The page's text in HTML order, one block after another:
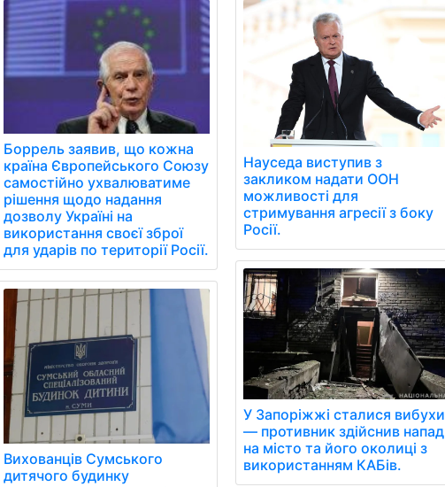
Боррель заявив, що кожна
країна Європейського Союзу
самостійно ухвалюватиме
рішення щодо надання
дозволу Україні на
використання своєї зброї
для ударів по території Росії.
Вихованців Сумського
дитячого будинку
Науседа виступив з
закликом надати ООН
можливості для
стримування агресії з боку
Росії.
У Запоріжжі сталися вибухи
— противник здійснив напад
на місто та його околиці з
використанням КАБів.